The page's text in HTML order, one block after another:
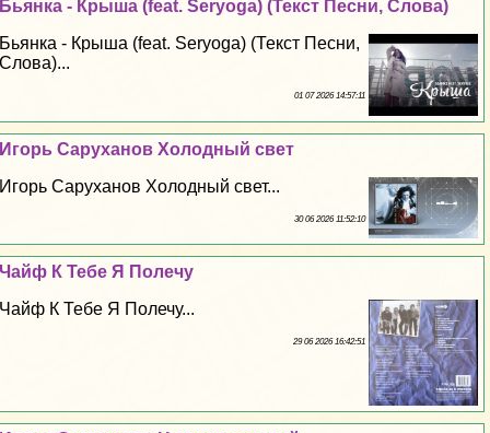
Бьянка - Крыша (feat. Seryoga) (Текст Песни, Слова)
Бьянка - Крыша (feat. Seryoga) (Текст Песни,
Слова)...
01 07 2026 14:57:11
Игорь Саруханов Холодный свет
Игорь Саруханов Холодный свет...
30 06 2026 11:52:10
Чайф К Тебе Я Полечу
Чайф К Тебе Я Полечу...
29 06 2026 16:42:51